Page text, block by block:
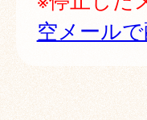
空メール